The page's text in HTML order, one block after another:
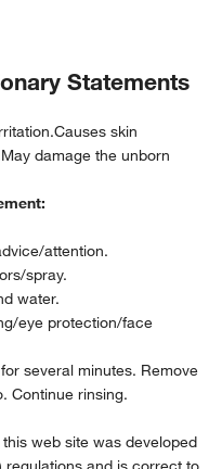
Statements
skin
damage the unborn
attention.
spray.
water.
eye protection/face
several minutes. Remove
Continue rinsing.
web site was developed
regulations and is correct to